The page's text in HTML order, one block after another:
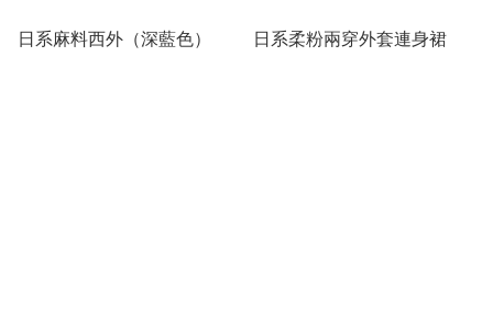
日系麻料西外（深藍色） 日系柔粉兩穿外套連身裙